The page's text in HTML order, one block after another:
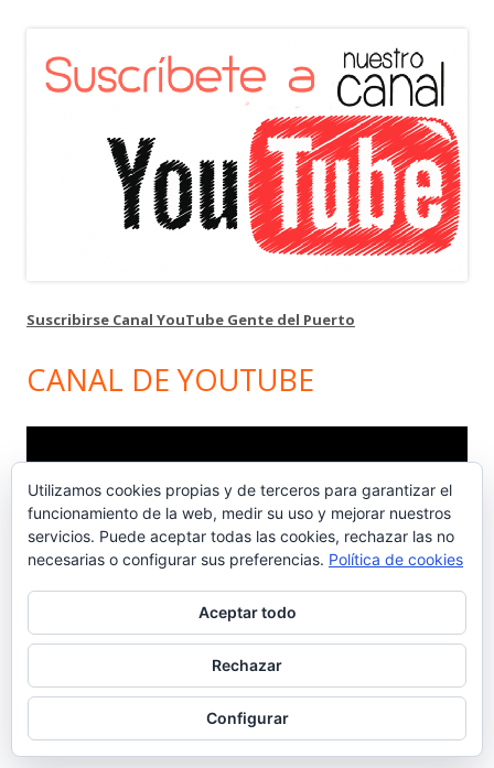
Suscribirse Canal YouTube Gente del Puerto
CANAL DE YOUTUBE
vídeo
COÑAC PORTEÑO
Utilizamos cookies propias y de terceros para garantizar el
funcionamiento de la web, medir su uso y mejorar nuestros
servicios. Puede aceptar todas las cookies, rechazar las no
necesarias o configurar sus preferencias. Política de cookies
Aceptar todo
Rechazar
Configurar